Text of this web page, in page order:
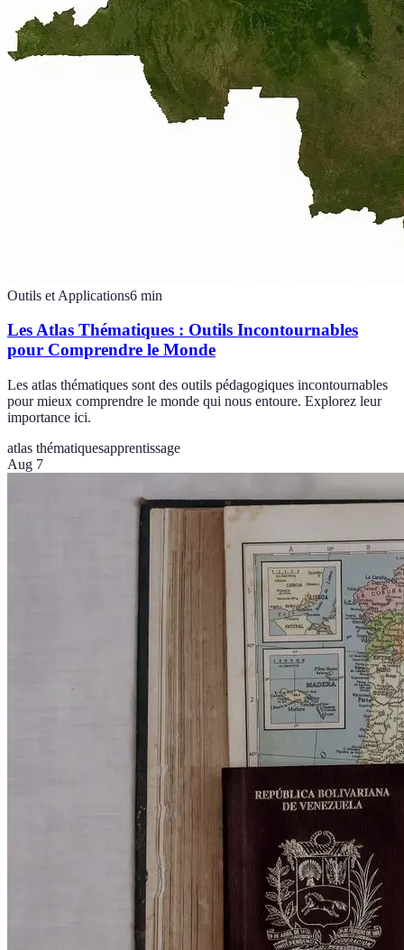
Outils et Applications6 min
Les Atlas Thématiques : Outils Incontournables
pour Comprendre le Monde
Les atlas thématiques sont des outils pédagogiques incontournables
pour mieux comprendre le monde qui nous entoure. Explorez leur
importance ici.
atlas thématiquesapprentissage
Aug 7